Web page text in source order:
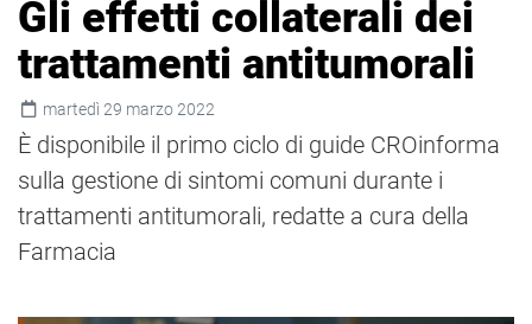
Gli effetti collaterali dei
trattamenti antitumorali
martedì 29 marzo 2022
È disponibile il primo ciclo di guide CROinforma
sulla gestione di sintomi comuni durante i
trattamenti antitumorali, redatte a cura della
Farmacia